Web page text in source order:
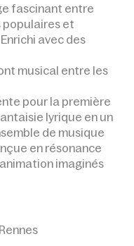
fascinant entre
et
avec des
musical entre les
pour la première
lyrique en un
de musique
en résonance
imaginés